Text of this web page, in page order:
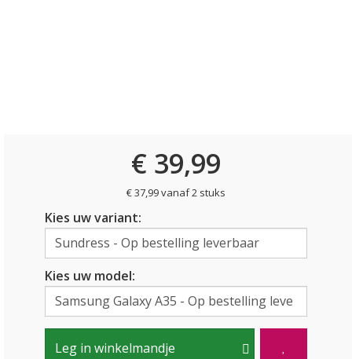
€ 39,99
€ 37,99 vanaf 2 stuks
Kies uw variant:
Kies uw model:
Leg in winkelmandje